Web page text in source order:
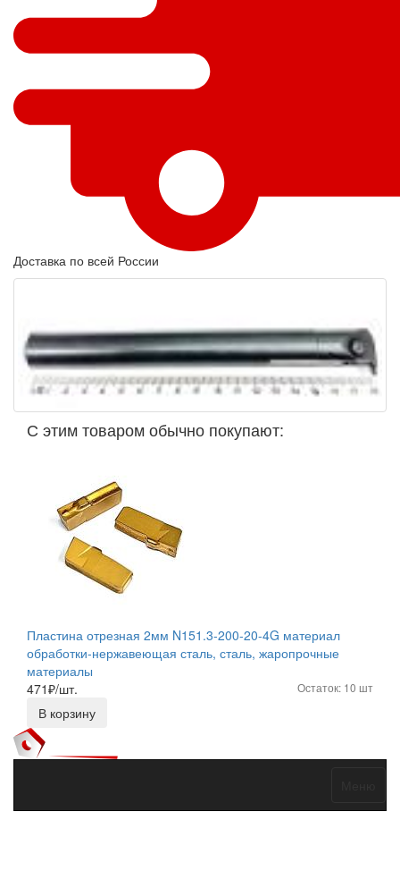
Доставка по всей России
С этим товаром обычно покупают:
Пластина отрезная 2мм N151.3-200-20-4G материал
обработки-нержавеющая сталь, сталь, жаропрочные
материалы
471₽/шт. Остаток: 10 шт
В корзину